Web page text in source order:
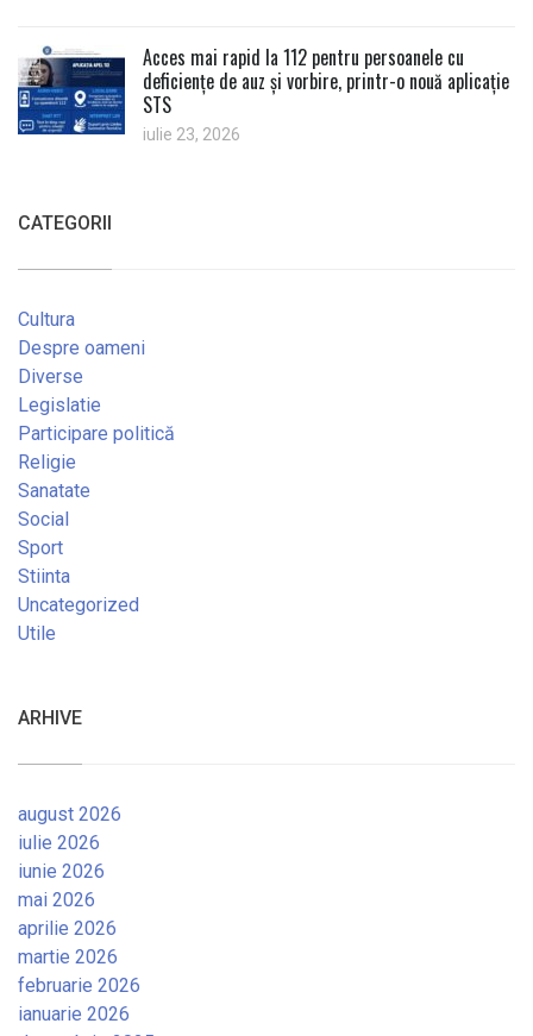
Acces mai rapid la 112 pentru persoanele cu
deficiențe de auz și vorbire, printr-o nouă aplicație
STS
iulie 23, 2026
CATEGORII
Cultura
Despre oameni
Diverse
Legislatie
Participare politică
Religie
Sanatate
Social
Sport
Stiinta
Uncategorized
Utile
ARHIVE
august 2026
iulie 2026
iunie 2026
mai 2026
aprilie 2026
martie 2026
februarie 2026
ianuarie 2026